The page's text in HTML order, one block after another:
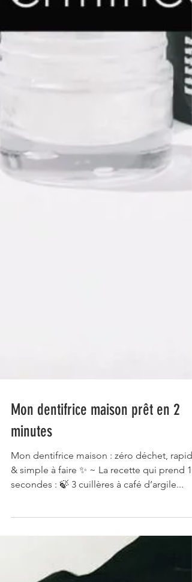
Mon dentifrice maison prêt en 2
minutes
Mon dentifrice maison : zéro déchet, rapide
secondes : 🍃 3 cuillères à café d’argile...